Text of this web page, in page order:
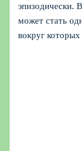
эпизодически.
может стать
вокруг которых